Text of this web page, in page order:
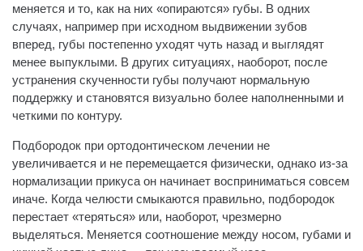
меняется и то, как на них «опираются» губы. В одних
случаях, например при исходном выдвижении зубов
вперед, губы постепенно уходят чуть назад и выглядят
менее выпуклыми. В других ситуациях, наоборот, после
устранения скученности губы получают нормальную
поддержку и становятся визуально более наполненными и
четкими по контуру.
Подбородок при ортодонтическом лечении не
увеличивается и не перемещается физически, однако из-за
нормализации прикуса он начинает восприниматься совсем
иначе. Когда челюсти смыкаются правильно, подбородок
перестает «теряться» или, наоборот, чрезмерно
выделяться. Меняется соотношение между носом, губами и